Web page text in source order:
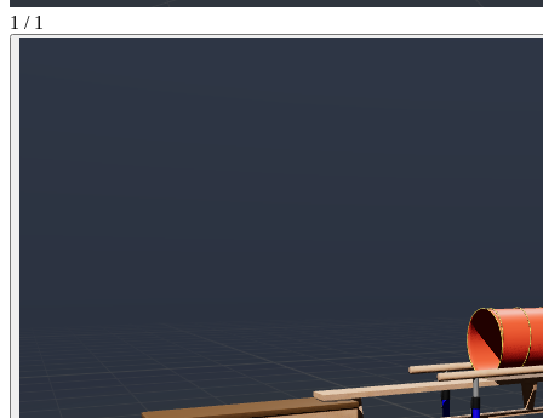
1 / 1